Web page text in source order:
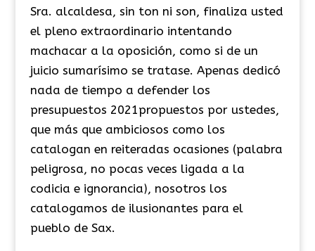
Sra. alcaldesa, sin ton ni son, finaliza usted
el pleno extraordinario intentando
machacar a la oposición, como si de un
juicio sumarísimo se tratase. Apenas dedicó
nada de tiempo a defender los
presupuestos 2021propuestos por ustedes,
que más que ambiciosos como los
catalogan en reiteradas ocasiones (palabra
peligrosa, no pocas veces ligada a la
codicia e ignorancia), nosotros los
catalogamos de ilusionantes para el
pueblo de Sax.